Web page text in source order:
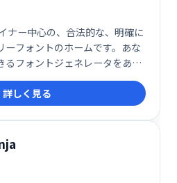
ナー中心の、合法的な、明確に
ーフォントのホームです。あな
るフォントジェネレータをあな
ペーストしやすいフォント、ソ
ファイルなどを作成します。
詳しく見る